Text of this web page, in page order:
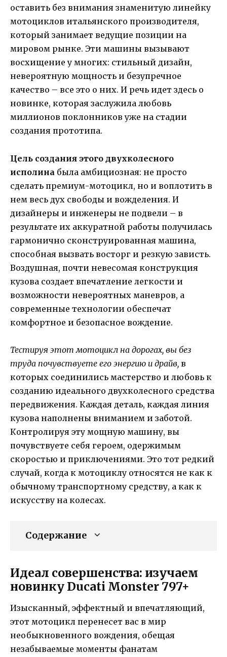
оставить без внимания знаменитую линейку
мотоциклов итальянского производителя,
который занимает ведущие позиции на
мировом рынке. Эти машины вызывают
восхищение у многих: стильный дизайн,
невероятную мощность и безупречное
качество – все это о них. И речь идет здесь о
новинке, которая заслужила любовь
миллионов поклонников уже на стадии
создания прототипа.
Цель создания этого двухколесного
исполина была амбициозная: не просто
сделать премиум-мотоцикл, но и воплотить в
нем весь дух свободы и вожделения. И
дизайнеры и инженеры не подвели – в
результате их аккуратной работы получилась
гармонично сконструированная машина,
способная вызвать восторг и резкую зависть.
Воздушная, почти невесомая конструкция
кузова создает впечатление легкости и
возможности невероятных маневров, а
современные технологии обеспечат
комфортное и безопасное вождение.
Тестируя этот мотоцикл на дорогах, вы без
труда почувствуете его энергию и драйв, в
которых соединились мастерство и любовь к
созданию идеального двухколесного средства
передвижения. Каждая деталь, каждая линия
кузова наполнены вниманием и заботой.
Контролируя эту мощную машину, вы
почувствуете себя героем, одержимым
скоростью и приключениями. Это тот редкий
случай, когда к мотоциклу относятся не как к
обычному транспортному средству, а как к
искусству на колесах.
Содержание
Идеал совершенства: изучаем
новинку Ducati Monster 797+
Изысканный, эффектный и впечатляющий,
этот мотоцикл перенесет вас в мир
необыкновенного вождения, обещая
незабываемые моменты фанатам